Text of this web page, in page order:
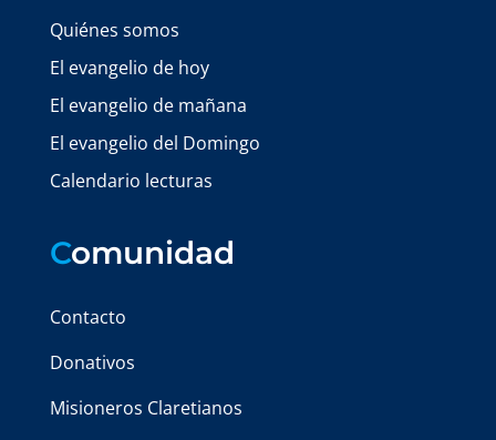
Quiénes somos
El evangelio de hoy
El evangelio de mañana
El evangelio del Domingo
Calendario lecturas
Comunidad
Contacto
Donativos
Misioneros Claretianos